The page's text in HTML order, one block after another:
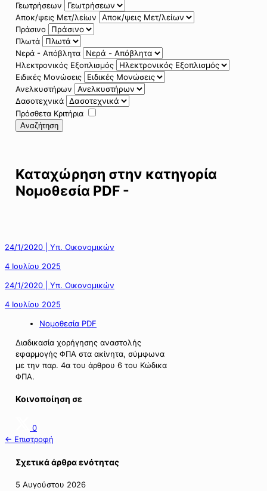
Γεωτρήσεων
Αποκ/ψεις Μετ/λείων
Πράσινο
Πλωτά
Νερά - Απόβλητα
Ηλεκτρονικός Εξοπλισμός
Ειδικές Μονώσεις
Ανελκυστήρων
Δασοτεχνικά
Πρόσθετα Κριτήρια
Αναζήτηση
Καταχώρηση στην κατηγορία
Νομοθεσία PDF -
24/1/2020 | Υπ. Οικονομικών
4 Ιουλίου 2025
24/1/2020 | Υπ. Οικονομικών
4 Ιουλίου 2025
Νομοθεσία PDF
Διαδικασία χορήγησης αναστολής
εφαρμογής ΦΠΑ στα ακίνητα, σύμφωνα
με την παρ. 4α του άρθρου 6 του Κώδικα
ΦΠΑ.
Κοινοποίηση σε
0
← Επιστροφή
Σχετικά άρθρα ενότητας
5 Αυγούστου 2026